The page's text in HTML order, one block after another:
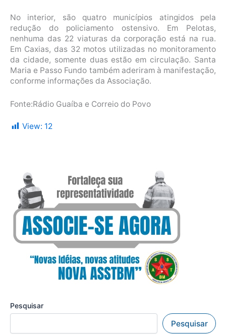
No interior, são quatro municípios atingidos pela
redução do policiamento ostensivo. Em Pelotas,
nenhuma das 22 viaturas da corporação está na rua.
Em Caxias, das 32 motos utilizadas no monitoramento
da cidade, somente duas estão em circulação. Santa
Maria e Passo Fundo também aderiram à manifestação,
conforme informações da Associação.
Fonte:Rádio Guaíba e Correio do Povo
View: 12
Pesquisar
Pesquisar